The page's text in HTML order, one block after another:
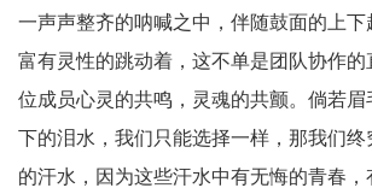
一声声整齐的呐喊之中，伴随鼓面的上
富有灵性的跳动着，这不单是团队协作
位成员心灵的共鸣，灵魂的共颤。倘若
下的泪水，我们只能选择一样，那我们终
的汗水，因为这些汗水中有无悔的青春，